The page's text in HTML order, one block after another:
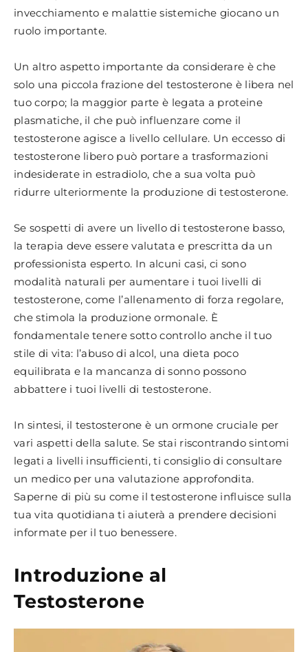
invecchiamento e malattie sistemiche giocano un
ruolo importante.
Un altro aspetto importante da considerare è che
solo una piccola frazione del testosterone è libera nel
tuo corpo; la maggior parte è legata a proteine
plasmatiche, il che può influenzare come il
testosterone agisce a livello cellulare. Un eccesso di
testosterone libero può portare a trasformazioni
indesiderate in estradiolo, che a sua volta può
ridurre ulteriormente la produzione di testosterone.
Se sospetti di avere un livello di testosterone basso,
la terapia deve essere valutata e prescritta da un
professionista esperto. In alcuni casi, ci sono
modalità naturali per aumentare i tuoi livelli di
testosterone, come l’allenamento di forza regolare,
che stimola la produzione ormonale. È
fondamentale tenere sotto controllo anche il tuo
stile di vita: l’abuso di alcol, una dieta poco
equilibrata e la mancanza di sonno possono
abbattere i tuoi livelli di testosterone.
In sintesi, il testosterone è un ormone cruciale per
vari aspetti della salute. Se stai riscontrando sintomi
legati a livelli insufficienti, ti consiglio di consultare
un medico per una valutazione approfondita.
Saperne di più su come il testosterone influisce sulla
tua vita quotidiana ti aiuterà a prendere decisioni
informate per il tuo benessere.
Introduzione al
Testosterone